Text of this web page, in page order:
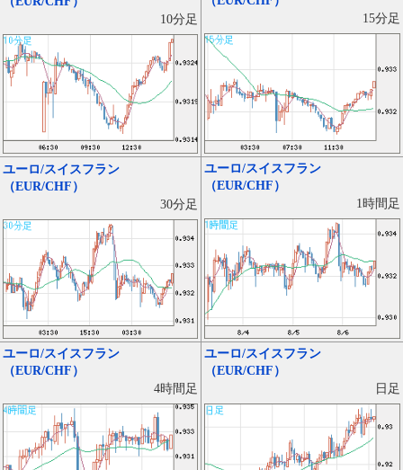
10分足
15分足
ユーロ/スイスフラン
（EUR/CHF）
30分足
ユーロ/スイスフラン
（EUR/CHF）
1時間足
ユーロ/スイスフラン
（EUR/CHF）
4時間足
ユーロ/スイスフラン
（EUR/CHF）
日足